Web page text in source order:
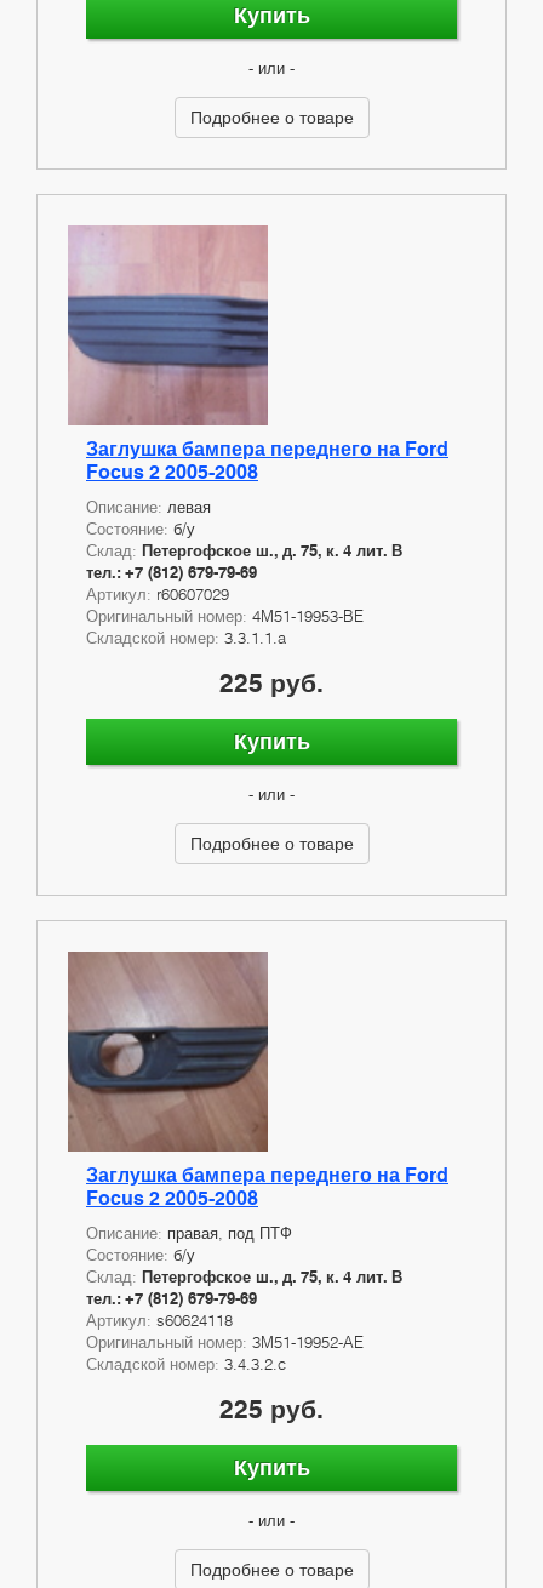
Купить
- или -
Подробнее о товаре
Заглушка бампера переднего на Ford
Focus 2 2005-2008
Описание: левая
Состояние: б/у
Склад: Петергофское ш., д. 75, к. 4 лит. В
тел.: +7 (812) 679-79-69
Артикул: r60607029
Оригинальный номер: 4M51-19953-BE
Складской номер: 3.3.1.1.a
225 руб.
Купить
- или -
Подробнее о товаре
Заглушка бампера переднего на Ford
Focus 2 2005-2008
Описание: правая, под ПТФ
Состояние: б/у
Склад: Петергофское ш., д. 75, к. 4 лит. В
тел.: +7 (812) 679-79-69
Артикул: s60624118
Оригинальный номер: 3M51-19952-AE
Складской номер: 3.4.3.2.c
225 руб.
Купить
- или -
Подробнее о товаре